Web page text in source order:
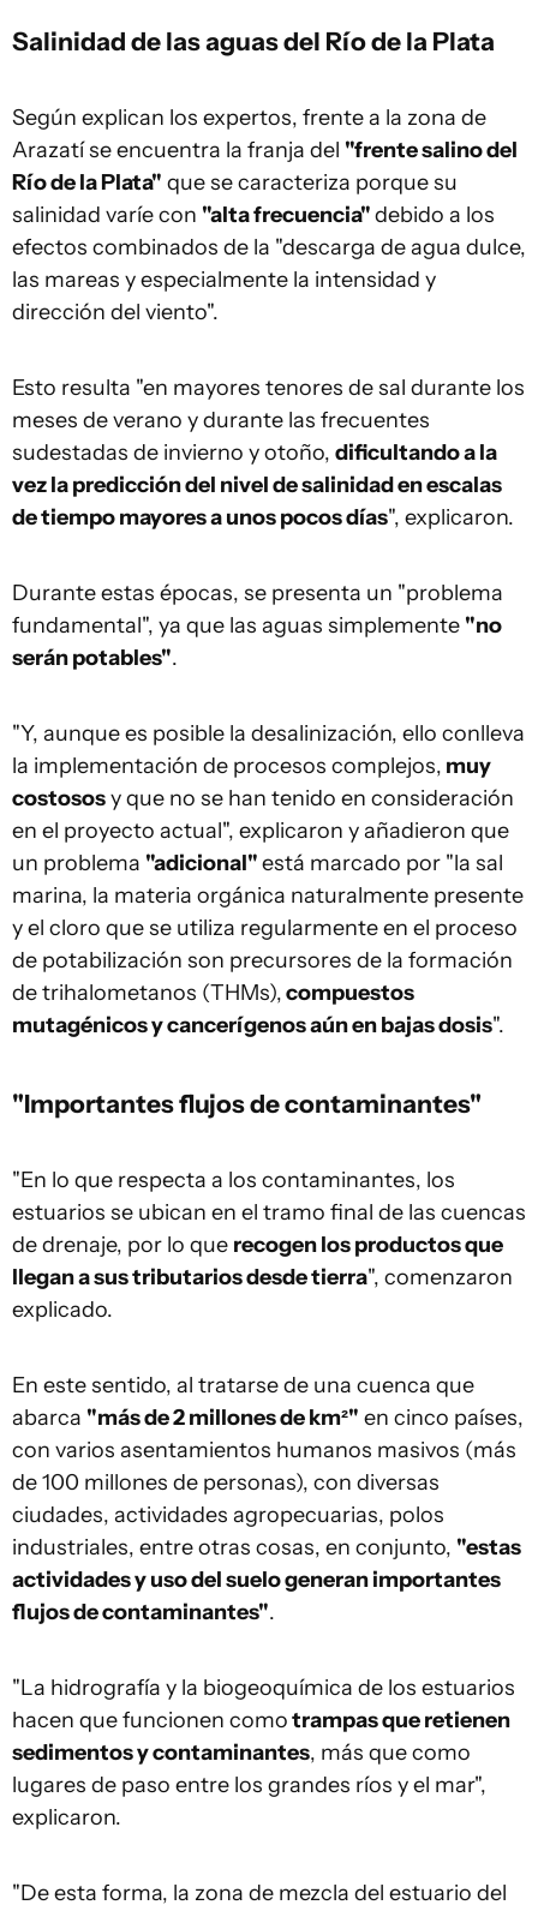
Salinidad de las aguas del Río de la Plata
Según explican los expertos, frente a la zona de
Arazatí se encuentra la franja del "frente salino del
Río de la Plata" que se caracteriza porque su
salinidad varíe con "alta frecuencia"debido a los
efectos combinados de la "descarga de agua dulce,
las mareas y especialmente la intensidad y
dirección del viento".
Esto resulta "en mayores tenores de sal durante los
meses de verano y durante las frecuentes
sudestadas de invierno y otoño, dificultando a la
vez la predicción del nivel de salinidad en escalas
de tiempo mayores a unos pocos días", explicaron.
Durante estas épocas, se presenta un "problema
fundamental", ya que las aguas simplemente "no
serán potables".
"Y, aunque es posible la desalinización, ello conlleva
la implementación de procesos complejos, muy
costososy que no se han tenido en consideración
en el proyecto actual", explicaron y añadieron que
un problema "adicional"está marcado por "la sal
marina, la materia orgánica naturalmente presente
y el cloro que se utiliza regularmente en el proceso
de potabilización son precursores de la formación
de trihalometanos (THMs),compuestos
mutagénicos y cancerígenos aún en bajas dosis".
"Importantes flujos de contaminantes"
"En lo que respecta a los contaminantes, los
estuarios se ubican en el tramo final de las cuencas
de drenaje, por lo que recogen los productos que
llegan a sus tributarios desde tierra", comenzaron
explicado.
En este sentido, al tratarse de una cuenca que
abarca "más de 2 millones de km²" en cinco países,
con varios asentamientos humanos masivos (más
de 100 millones de personas), con diversas
ciudades, actividades agropecuarias, polos
industriales, entre otras cosas, en conjunto, "estas
actividades y uso del suelo generan importantes
flujos de contaminantes".
"La hidrografía y la biogeoquímica de los estuarios
hacen que funcionen comotrampas que retienen
sedimentos y contaminantes, más que como
lugares de paso entre los grandes ríos y el mar",
explicaron.
"De esta forma, la zona de mezcla del estuario del